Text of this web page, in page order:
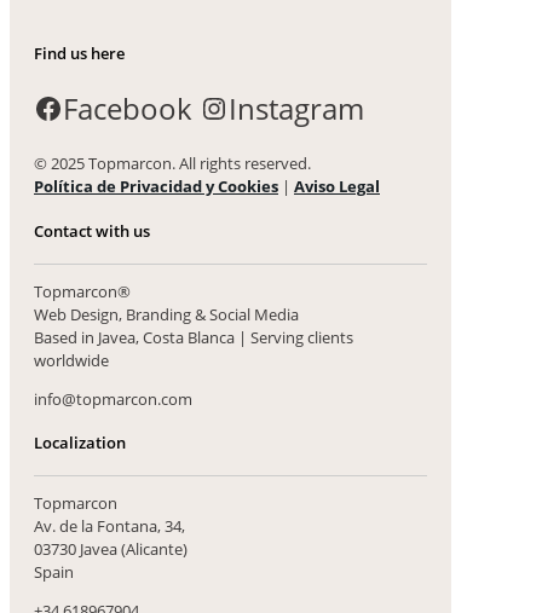
Find us here
Facebook Instagram
© 2025 Topmarcon. All rights reserved.
Política de Privacidad y Cookies | Aviso Legal
Contact with us
Topmarcon®
Web Design, Branding & Social Media
Based in Javea, Costa Blanca | Serving clients
worldwide
info@topmarcon.com
Localization
Topmarcon
Av. de la Fontana, 34,
03730 Javea (Alicante)
Spain